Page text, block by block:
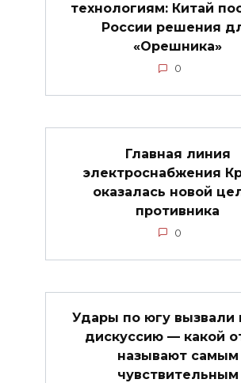
технологиям: Китай
России решения
«Орешника»
0
Главная линия
электроснабжения
оказалась новой
противника
0
Удары по югу вызвали
дискуссию — какой
называют самым
чувствительным